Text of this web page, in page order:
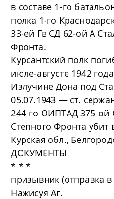
в составе 1-го
полка 1-го
33-ей Гв СД 62-ой А
Фронта.
Курсантский полк
июле-августе 1942
Излучине Дона под
05.07.1943 — ст.
244-го ОИПТАД 375-ой
Степного Фронта убит
Курская обл.,
ДОКУМЕНТЫ
* * *
призывник (отправка
Нажисуя Аг.